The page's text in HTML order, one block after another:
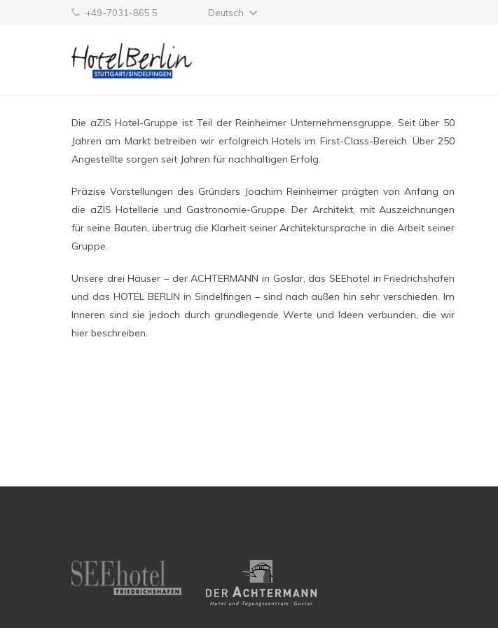
+49-7031-865 5 Deutsch
Die aZIS Hotel-Gruppe ist Teil der Reinheimer Unternehmensgruppe. Seit über 50
Jahren am Markt betreiben wir erfolgreich Hotels im First-Class-Bereich. Über 250
Angestellte sorgen seit Jahren für nachhaltigen Erfolg.
Präzise Vorstellungen des Gründers Joachim Reinheimer prägten von Anfang an
die aZIS Hotellerie und Gastronomie-Gruppe. Der Architekt, mit Auszeichnungen
für seine Bauten, übertrug die Klarheit seiner Architektursprache in die Arbeit seiner
Gruppe.
Unsere drei Häuser – der ACHTERMANN in Goslar, das SEEhotel in Friedrichshafen
und das HOTEL BERLIN in Sindelfingen – sind nach außen hin sehr verschieden. Im
Inneren sind sie jedoch durch grundlegende Werte und Ideen verbunden, die wir
hier beschreiben.